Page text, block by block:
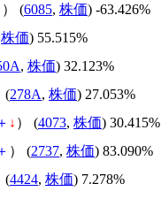
） (6085, 株価) -63.426%
株価) 55.515%
, 株価) 32.123%
(278A, 株価) 27.053%
↓ ） (4073, 株価) 30.415%
） (2737, 株価) 83.090%
(4424, 株価) 7.278%